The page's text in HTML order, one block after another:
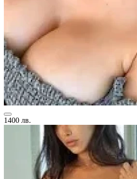
1400 лв.